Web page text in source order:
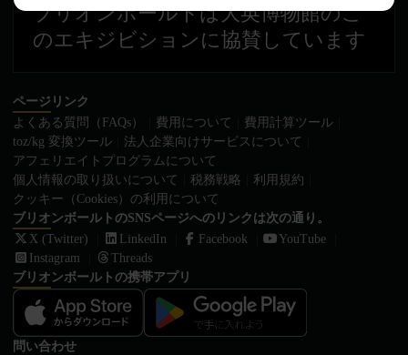
ブリオンボールトは大英博物館のこ
のエキジビションに協賛しています
ページリンク
よくある質問（FAQs）
費用について
費用計算ツール
toz/kg 変換ツール
法人企業向けサービスについて
アフェリエイトプログラムについて
個人情報の取り扱いについて
税務戦略
利用規約
クッキー（Cookies）の利用について
ブリオンボールトのSNSページへのリンクは次の通り。
X (Twitter)
LinkedIn Facebook
YouTube
Instagram
Threads
ブリオンボールトの携帯アプリ
問い合わせ